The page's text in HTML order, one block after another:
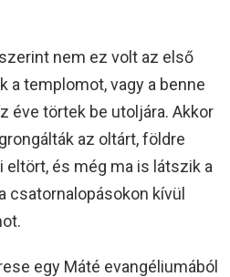
nem ez volt az első
a templomot, vagy a benne
éve törtek be utoljára. Akkor
az oltárt, földre
és még ma is látszik a
csatornalopásokon kívül
egy Máté evangéliumából